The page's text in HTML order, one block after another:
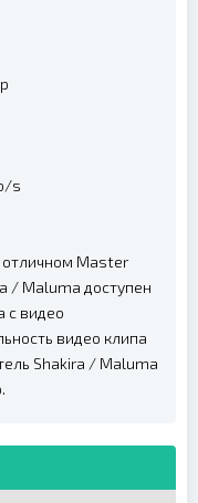
s
Master
/ Maluma доступен
с видео
видео клипа
Shakira / Maluma